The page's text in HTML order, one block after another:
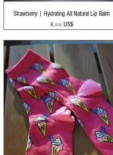
Quick View
Strawberry | Hydrating All Natural Lip Balm
Price
৪.০০ US$